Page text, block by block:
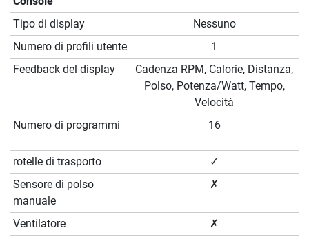
Tipo di display
Nessuno
Numero di profili utente
1
Feedback del display
Cadenza RPM, Calorie, Distanza,
Polso, Potenza/Watt, Tempo,
Velocità
Numero di programmi
16
rotelle di trasporto
✓
Sensore di polso
manuale
✗
Ventilatore
✗